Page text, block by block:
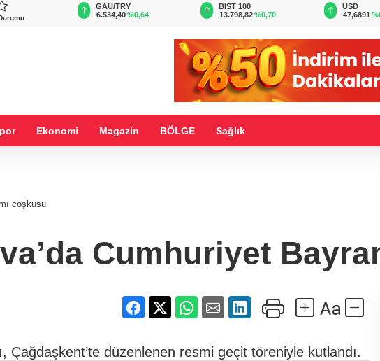
%0,64
BIST 100
13.798,82%0,70
USD
47,6891%0,16
EUR
54,9686
Ekonomi Magazin BÖLGE Sağlık
coşkusu
Cumhuriyet
Çağdaşkent’te düzenlenen resmi geçit töreniyle kutlandı.